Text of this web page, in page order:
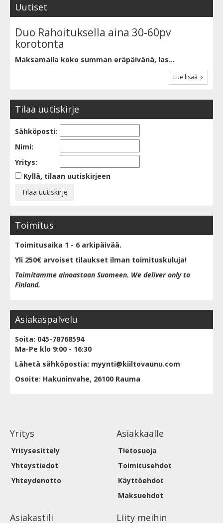
Uutiset
Duo Rahoituksella aina 30-60pv
korotonta
Maksamalla koko summan eräpäivänä, las...
Lue lisää
Tilaa uutiskirje
Sähköposti:
Nimi:
Yritys:
Kyllä, tilaan uutiskirjeen
Toimitus
Toimitusaika 1 - 6 arkipäivää.
Yli 250€ arvoiset tilaukset ilman toimituskuluja!
Toimitamme ainoastaan Suomeen. We deliver only to
Finland.
Asiakaspalvelu
Soita: 045-78768594
Ma-Pe klo 9:00 - 16:30
Lähetä sähköpostia: myynti@kiiltovaunu.com
Osoite: Hakuninvahe, 26100 Rauma
Yritys
Yritysesittely
Yhteystiedot
Yhteydenotto
Asiakkaalle
Tietosuoja
Toimitusehdot
Käyttöehdot
Maksuehdot
Asiakastili Liity meihin